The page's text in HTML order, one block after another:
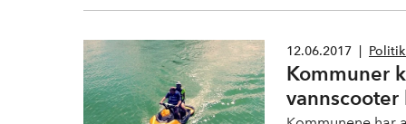
12.06.2017
Kommuner
vannscooter